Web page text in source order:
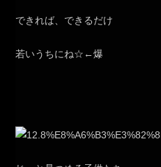
できれば、できるだけ
若いうちにね☆←爆